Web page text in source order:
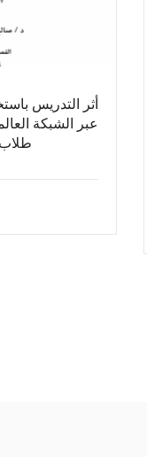
أثر التدريس
عبر الشبكة
طلاب